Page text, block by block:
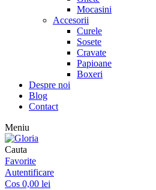
Mocasini
Accesorii
Curele
Sosete
Cravate
Papioane
Boxeri
Despre noi
Blog
Contact
Meniu
Cauta
Favorite
Autentificare
Cos 0,00 lei